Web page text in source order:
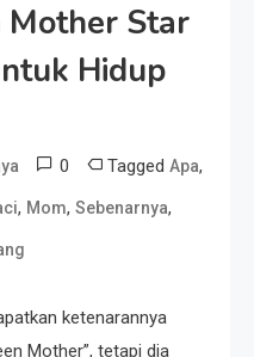
Mother Star
Hidup
0 Tagged Apa,
, Mom, Sebenarnya,
ketenarannya
Mother”, tetapi dia